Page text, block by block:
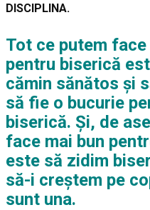
DISCIPLINA.
Tot ce putem
pentru biserică
cămin sănătos și
să fie o bucurie
biserică. Și, de
face mai bun
este să zidim
să-i creștem pe
sunt una.